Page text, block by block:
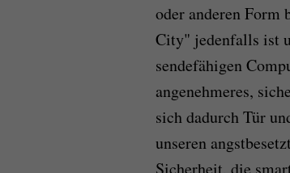
oder anderen Form
City" jedenfalls ist
sendefähigen
angenehmeres,
sich dadurch Tür
unseren